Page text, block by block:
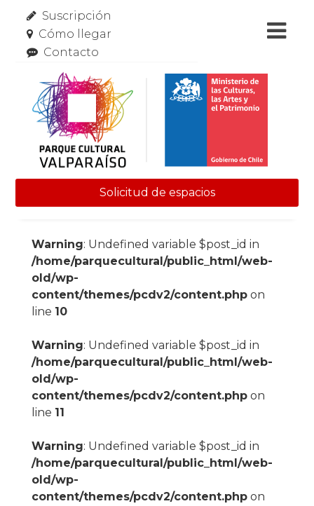
Suscripción
Cómo llegar
Contacto
Solicitud de espacios
Warning: Undefined variable $post_id in
/home/parquecultural/public_html/web-
old/wp-
content/themes/pcdv2/content.phpon
line 10
Warning: Undefined variable $post_id in
/home/parquecultural/public_html/web-
old/wp-
content/themes/pcdv2/content.phpon
line 11
Warning: Undefined variable $post_id in
/home/parquecultural/public_html/web-
old/wp-
content/themes/pcdv2/content.phpon